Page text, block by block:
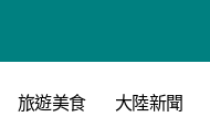
+產業」務實版
旅遊美食 大陸新聞